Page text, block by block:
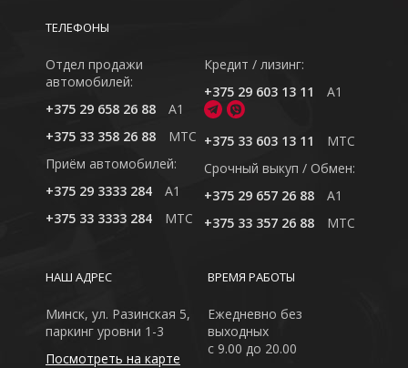
ТЕЛЕФОНЫ
Отдел продажи
автомобилей:
+375 29 658 26 88
A1
+375 33 358 26 88
MTC
Приём автомобилей:
+375 29 3333 284
A1
+375 33 3333 284
MTC
Кредит / лизинг:
+375 29 603 13 11
A1
+375 33 603 13 11
MTC
Cрочный выкуп / Обмен:
+375 29 657 26 88
A1
+375 33 357 26 88
MTC
ВРЕМЯ РАБОТЫ
Ежедневно без
выходных
с 9.00 до 20.00
НАШ АДРЕС
Минск, ул. Разинская 5,
паркинг уровни 1-3
Посмотреть на карте